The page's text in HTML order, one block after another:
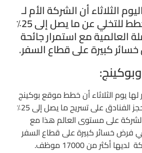
الثلاثاء أن الشركة الأم لـ
Booking.com تخطط للتخلي عن ما يصل إلى 25٪
العالمية مع استمرار جائحة
كبيرة على قطاع السفر.
يوم الثلاثاء أن خطط موقع بوكينج
وهو الموقع الأشهر لحجز الفنادق على تسريح ما يصل إلى 25٪
على مستوى العالم هذا مع
فرض خسائر كبيرة على قطاع السفر
أكثر من 17000 موظف.